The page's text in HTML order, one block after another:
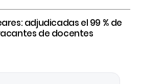
adjudicadas el 99 % de
de docentes